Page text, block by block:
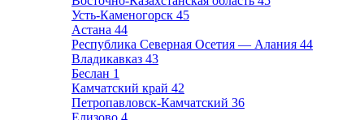
Усть-Каменогорск 45
Астана 44
Республика Северная Осетия — Алания 44
Владикавказ 43
Беслан 1
Камчатский край 42
Петропавловск-Камчатский 36
Елизово 4